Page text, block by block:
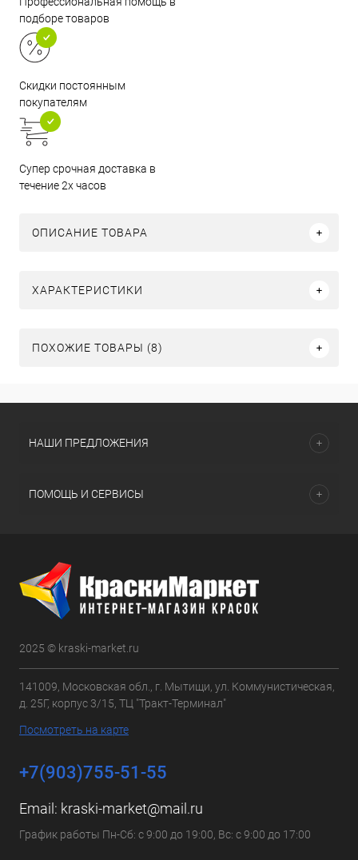
подборе товаров
Скидки постоянным
покупателям
Супер срочная доставка в
течение 2х часов
ОПИСАНИЕ ТОВАРА
ХАРАКТЕРИСТИКИ
ПОХОЖИЕ ТОВАРЫ (8)
НАШИ ПРЕДЛОЖЕНИЯ
ПОМОЩЬ И СЕРВИСЫ
2025 © kraski-market.ru
141009, Московская обл., г. Мытищи, ул. Коммунистическая,
д. 25Г, корпус 3/15, ТЦ "Тракт-Терминал"
Посмотреть на карте
+7(903)755-51-55
Email: kraski-market@mail.ru
График работы Пн-Сб: с 9:00 до 19:00, Вс: с 9:00 до 17:00